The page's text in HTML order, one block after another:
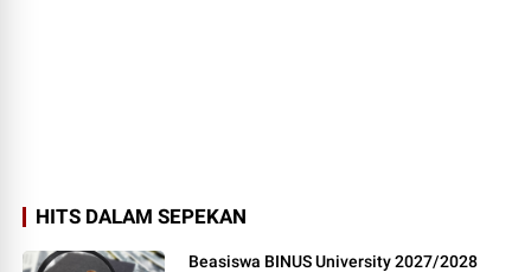
HITS DALAM SEPEKAN
Beasiswa BINUS University 2027/2028